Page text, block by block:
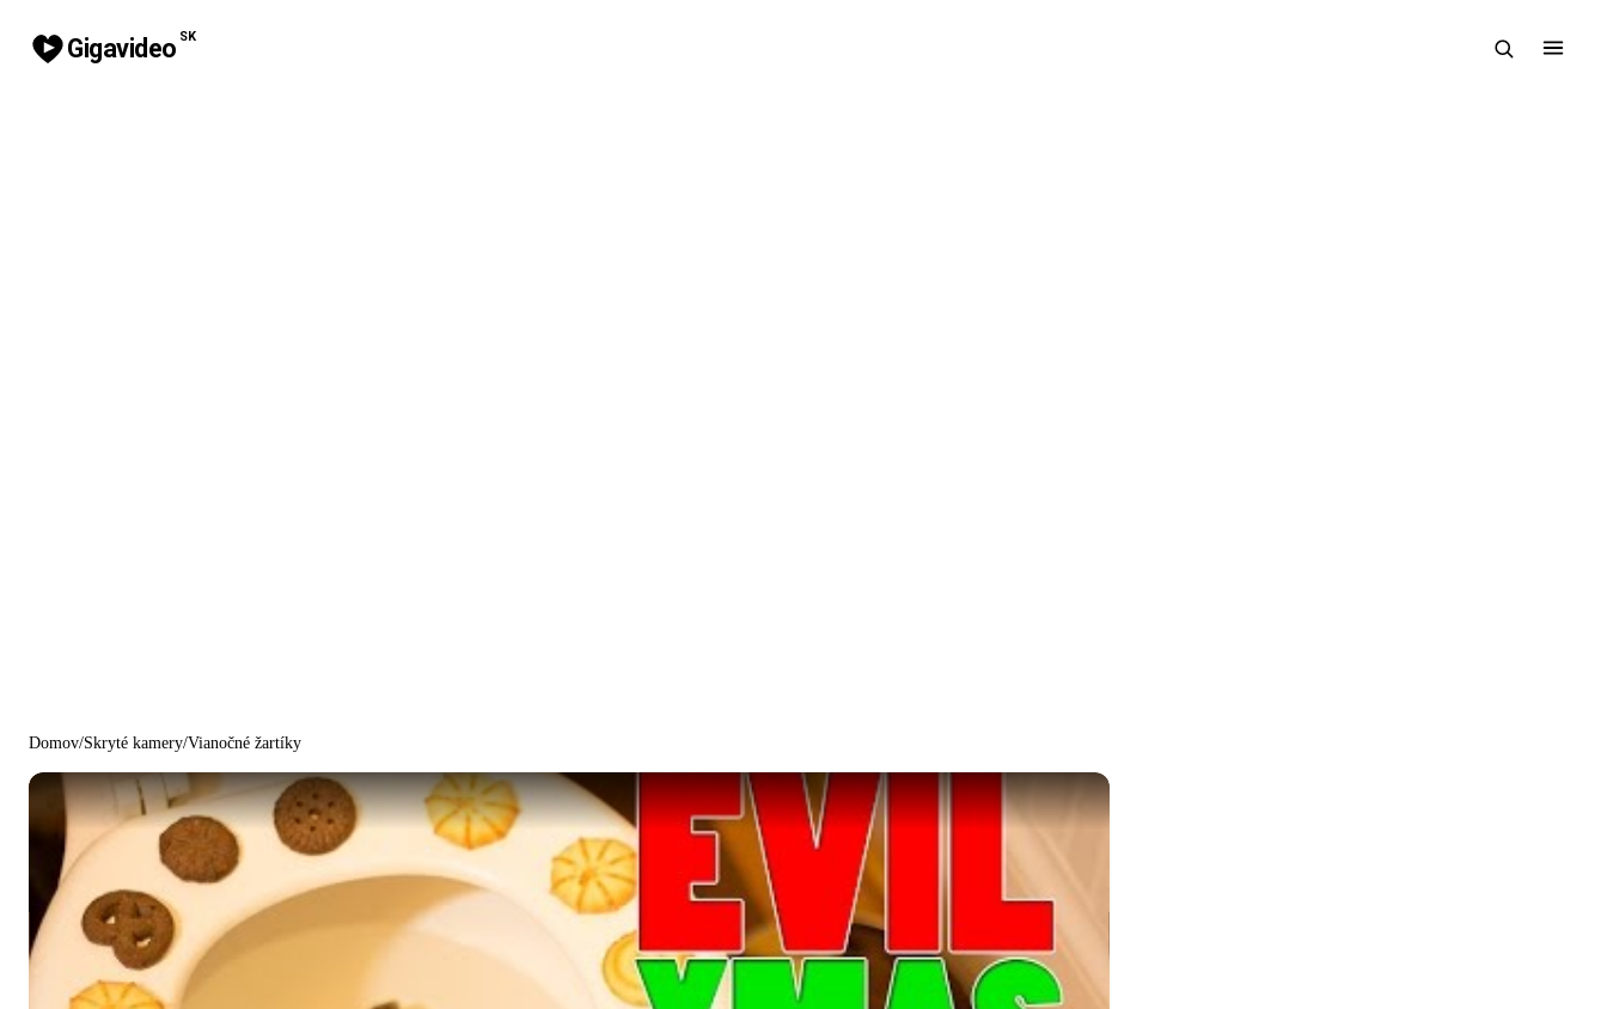
Gigavideo SK
Domov/Skryté kamery/Vianočné žartíky